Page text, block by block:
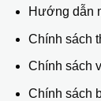
Hướng dẫn
Chính sách
Chính sách
Chính sách